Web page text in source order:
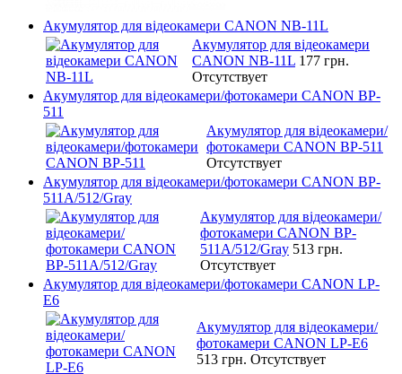
Акумулятор для відеокамери CANON NB-11L
Акумулятор для відеокамери
CANON NB-11L 177 грн.
Отсутствует
Акумулятор для відеокамери/фотокамери CANON BP-
511
Акумулятор для відеокамери/
фотокамери CANON BP-511
Отсутствует
Акумулятор для відеокамери/фотокамери CANON BP-
511A/512/Gray
Акумулятор для відеокамери/
фотокамери CANON BP-
511A/512/Gray 513 грн.
Отсутствует
Акумулятор для відеокамери/фотокамери CANON LP-
E6
Акумулятор для відеокамери/
фотокамери CANON LP-E6
513 грн. Отсутствует